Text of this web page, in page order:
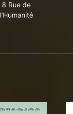
8 Rue de
l'Humanité